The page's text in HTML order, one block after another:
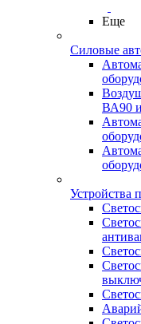
Еще
Силовые
ВА90
Устройства